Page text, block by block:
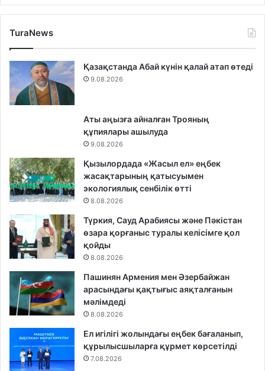
TuraNews
Қазақстанда Абай күнін қалай атап өтеді
9.08.2026
Аты аңызға айналған Трояның
құпиялары ашылуда
9.08.2026
Қызылордада «Жасыл ел» еңбек
жасақтарының қатысуымен
экологиялық сенбілік өтті
8.08.2026
Түркия, Сауд Арабиясы және Пәкістан
өзара қорғаныс туралы келісімге қол
қойды
8.08.2026
Пашинян Армения мен Әзербайжан
арасындағы қақтығыс аяқталғанын
мәлімдеді
8.08.2026
Ел игілігі жолындағы еңбек бағаланып,
құрылысшыларға құрмет көрсетілді
7.08.2026